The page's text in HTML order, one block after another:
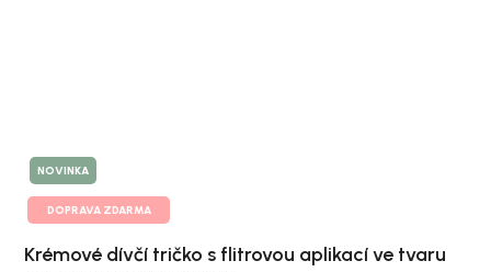
NOVINKA
DOPRAVA ZDARMA
Krémové dívčí tričko s flitrovou aplikací ve tvaru